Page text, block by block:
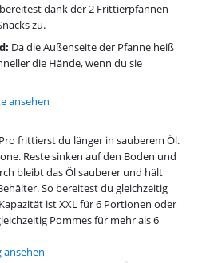
dank der 2 Frittierpfannen
zu.
Da die Außenseite der Pfanne heiß
die Hände, wenn du sie
ansehen
frittierst du länger in sauberem Öl.
Reste sinken auf den Boden und
bleibt das Öl sauberer und hält
So bereitest du gleichzeitig
ist XXL für 6 Portionen oder
Pommes für mehr als 6
ansehen